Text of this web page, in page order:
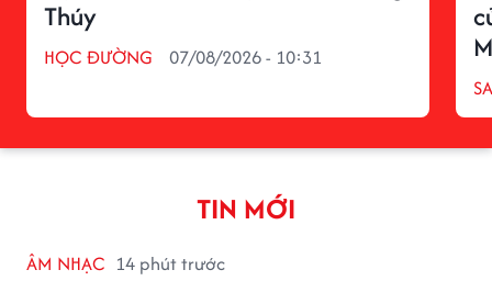
Thúy
HỌC ĐƯỜNG 07/08/2026 - 10:31
TIN MỚI
ÂM NHẠC 14 phút trước